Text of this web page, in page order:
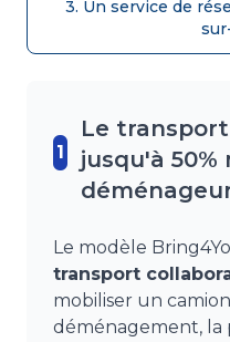
3. Un service de
1
Le
jusqu'à
Le modèle
transport
mobiliser un
déménagement,